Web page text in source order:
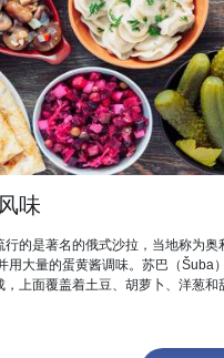
味
的是著名的俄式沙拉，当地称为奥
用大量的蛋黄酱调味。苏巴（Šuba
上面覆盖着土豆、胡萝卜、洋葱和